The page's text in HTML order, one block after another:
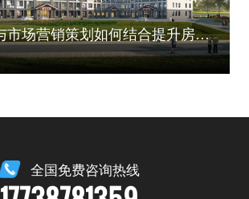
房地产咨询与市场营销策划如何结合提升房产价值？
全国免费咨询热线